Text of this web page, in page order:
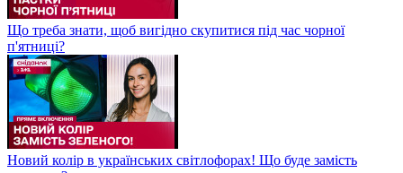
Що треба знати, щоб вигідно скупитися під час чорної
п'ятниці?
Новий колір в українських світлофорах! Що буде замість